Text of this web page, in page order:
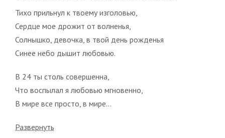
Тихо прильнул к твоему изголовью,
Сердце мое дрожит от волненья,
Солнышко, девочка, в твой день рожденья
Синее небо дышит любовью.
В 24 ты столь совершенна,
Что воспылал я любовью мгновенно,
В мире все просто, в мире...
Развернуть